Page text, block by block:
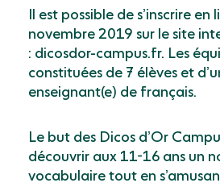
Il est possible de s’inscrire
novembre 2019 sur le site
: dicosdor-campus.fr. Les
constituées de 7 élèves et
enseignant(e) de français.
Le but des Dicos d’Or
découvrir aux 11-16 ans un
vocabulaire tout en